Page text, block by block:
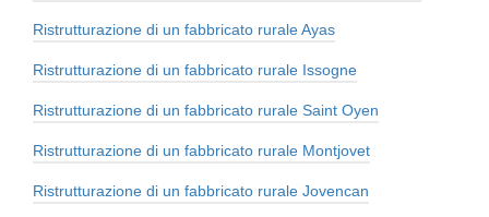
Ristrutturazione di un fabbricato rurale Ayas
Ristrutturazione di un fabbricato rurale Issogne
Ristrutturazione di un fabbricato rurale Saint Oyen
Ristrutturazione di un fabbricato rurale Montjovet
Ristrutturazione di un fabbricato rurale Jovencan